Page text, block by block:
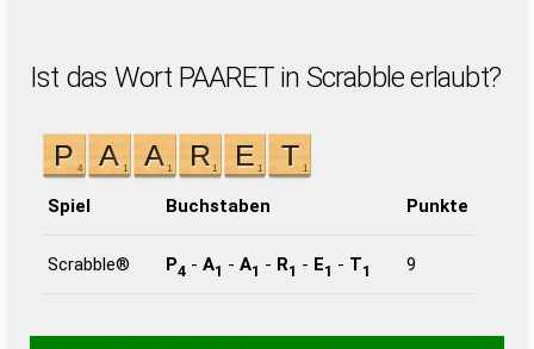
Ist das Wort PAARET in Scrabble erlaubt?
Spiel Buchstaben Punkte
Scrabble® P4 - A1 - A1 - R1 - E1 - T1 9